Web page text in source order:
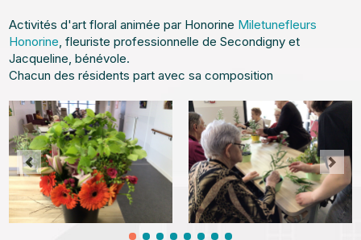
Activités d'art floral animée par Honorine Miletunefleurs
Honorine, fleuriste professionnelle de Secondigny et
Jacqueline, bénévole.
Chacun des résidents part avec sa composition